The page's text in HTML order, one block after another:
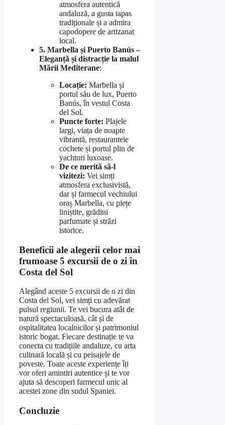
atmosfera autentică
andaluză, a gusta tapas
tradiționale și a admira
capodopere de artizanat
local.
5. Marbella și Puerto Banús –
Eleganță și distracție la malul
Mării Mediterane:
Locație: Marbella și
portul său de lux, Puerto
Banús, în vestul Costa
del Sol.
Puncte forte: Plajele
largi, viața de noapte
vibrantă, restaurantele
cochete și portul plin de
yachturi luxoase.
De ce merită să-l
vizitezi: Vei simți
atmosfera exclusivistă,
dar și farmecul vechiului
oraș Marbella, cu piețe
liniștite, grădini
parfumate și străzi
istorice.
Beneficii ale alegerii celor mai
frumoase 5 excursii de o zi în
Costa del Sol
Alegând aceste 5 excursii de o zi din
Costa del Sol, vei simți cu adevărat
pulsul regiunii. Te vei bucura atât de
natură spectaculoasă, cât și de
ospitalitatea localnicilor și patrimoniul
istoric bogat. Fiecare destinație te va
conecta cu tradițiile andaluze, cu arta
culinară locală și cu peisajele de
poveste. Toate aceste experiențe îți
vor oferi amintiri autentice și te vor
ajuta să descoperi farmecul unic al
acestei zone din sudul Spaniei.
Concluzie